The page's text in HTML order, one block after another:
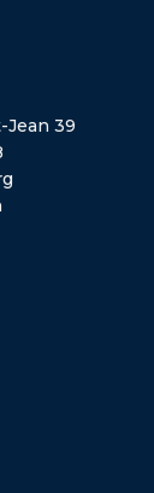
Jean 39